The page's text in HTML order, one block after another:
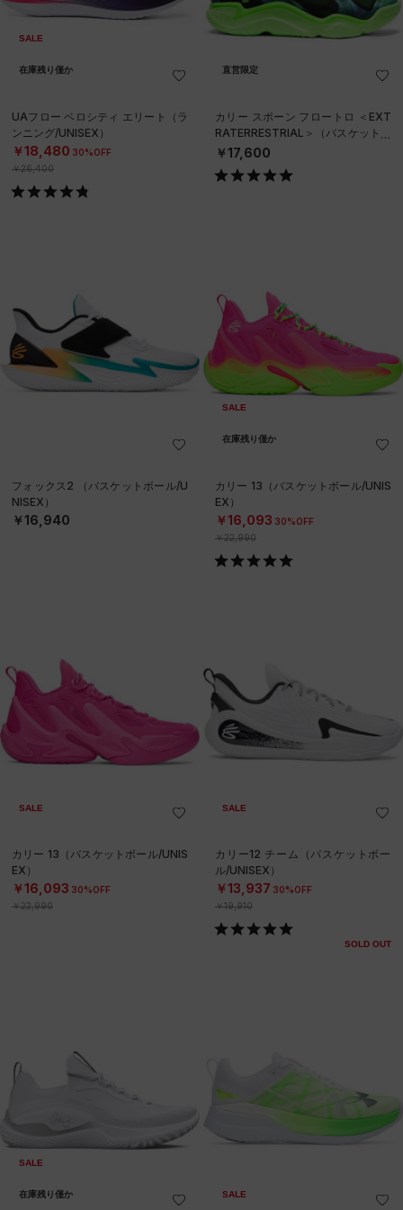
SALE
在庫残り僅か
UAフロー ベロシティ エリート（ラ
ンニング/UNISEX）
￥18,480 30%OFF
￥26,400
直営限定
カリー スポーン フロートロ ＜EXT
RATERRESTRIAL＞（バスケットボ
ール/UNISEX）
￥17,600
フォックス2 （バスケットボール/U
NISEX）
￥16,940
SALE
在庫残り僅か
カリー 13（バスケットボール/UNIS
EX）
￥16,093 30%OFF
￥22,990
SALE
カリー 13（バスケットボール/UNIS
EX）
￥16,093 30%OFF
￥22,990
SALE
カリー12 チーム（バスケットボー
ル/UNISEX）
￥13,937 30%OFF
￥19,910
SOLD OUT
SALE
在庫残り僅か SALE